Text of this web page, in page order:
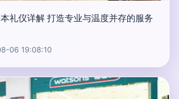
礼仪详解 打造专业与温度并存的服务
06 19:08:10